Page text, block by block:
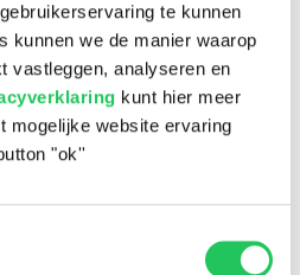
te kunnen
kunnen we de manier waarop
vastleggen, analyseren en
kunt hier meer
mogelijke website ervaring
"ok''